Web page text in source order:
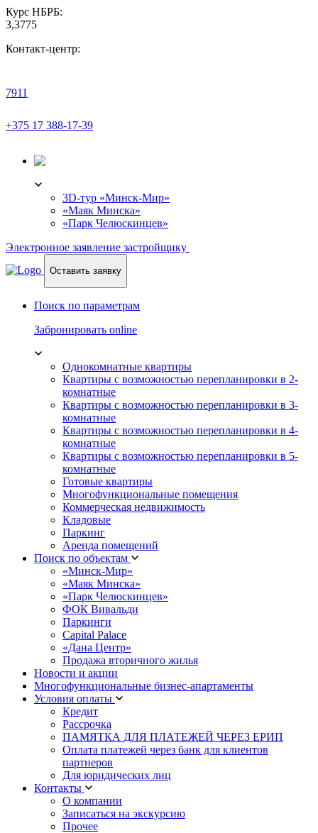
Курс НБРБ:
3,3775
Контакт-центр:
7911
+375 17 388-17-39
3D-тур «Минск-Мир»
«Маяк Минска»
«Парк Челюскинцев»
Электронное заявление застройщику
Оставить заявку
Поиск по параметрам
Забронировать online
Однокомнатные квартиры
Квартиры с возможностью перепланировки в 2-
комнатные
Квартиры с возможностью перепланировки в 3-
комнатные
Квартиры с возможностью перепланировки в 4-
комнатные
Квартиры с возможностью перепланировки в 5-
комнатные
Готовые квартиры
Многофункциональные помещения
Коммерческая недвижимость
Кладовые
Паркинг
Аренда помещений
Поиск по объектам
«Минск-Мир»
«Маяк Минска»
«Парк Челюскинцев»
ФОК Вивальди
Паркинги
Capital Palace
«Дана Центр»
Продажа вторичного жилья
Новости и акции
Многофункциональные бизнес-апартаменты
Условия оплаты
Кредит
Рассрочка
ПАМЯТКА ДЛЯ ПЛАТЕЖЕЙ ЧЕРЕЗ ЕРИП
Оплата платежей через банк для клиентов
партнеров
Для юридических лиц
Контакты
О компании
Записаться на экскурсию
Прочее